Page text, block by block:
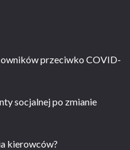
przeciwko COVID-
socjalnej po zmianie
kierowców?